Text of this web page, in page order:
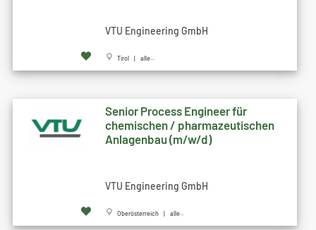
VTU Engineering GmbH
Tirol | alle...
Senior Process Engineer für
chemischen / pharmazeutischen
Anlagenbau (m/w/d)
VTU Engineering GmbH
Oberösterreich | alle...